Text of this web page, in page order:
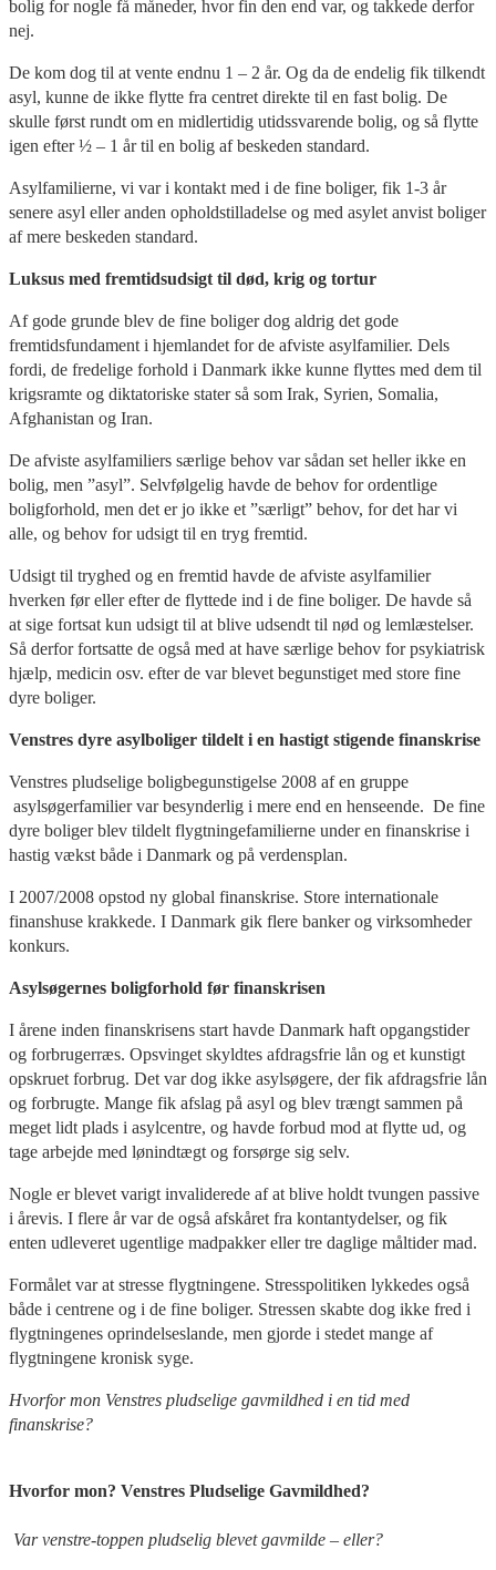
bolig for nogle få måneder, hvor fin den end var, og takkede derfor
nej.
De kom dog til at vente endnu 1 – 2 år. Og da de endelig fik tilkendt
asyl, kunne de ikke flytte fra centret direkte til en fast bolig. De
skulle først rundt om en midlertidig utidssvarende bolig, og så flytte
igen efter ½ – 1 år til en bolig af beskeden standard.
Asylfamilierne, vi var i kontakt med i de fine boliger, fik 1-3 år
senere asyl eller anden opholdstilladelse og med asylet anvist boliger
af mere beskeden standard.
Luksus med fremtidsudsigt til død, krig og tortur
Af gode grunde blev de fine boliger dog aldrig det gode
fremtidsfundament i hjemlandet for de afviste asylfamilier. Dels
fordi, de fredelige forhold i Danmark ikke kunne flyttes med dem til
krigsramte og diktatoriske stater så som Irak, Syrien, Somalia,
Afghanistan og Iran.
De afviste asylfamiliers særlige behov var sådan set heller ikke en
bolig, men ”asyl”. Selvfølgelig havde de behov for ordentlige
boligforhold, men det er jo ikke et ”særligt” behov, for det har vi
alle, og behov for udsigt til en tryg fremtid.
Udsigt til tryghed og en fremtid havde de afviste asylfamilier
hverken før eller efter de flyttede ind i de fine boliger. De havde så
at sige fortsat kun udsigt til at blive udsendt til nød og lemlæstelser.
Så derfor fortsatte de også med at have særlige behov for psykiatrisk
hjælp, medicin osv. efter de var blevet begunstiget med store fine
dyre boliger.
Venstres dyre asylboliger tildelt i en hastigt stigende finanskrise
Venstres pludselige boligbegunstigelse 2008 af en gruppe
asylsøgerfamilier var besynderlig i mere end en henseende. De fine
dyre boliger blev tildelt flygtningefamilierne under en finanskrise i
hastig vækst både i Danmark og på verdensplan.
I 2007/2008 opstod ny global finanskrise. Store internationale
finanshuse krakkede. I Danmark gik flere banker og virksomheder
konkurs.
Asylsøgernes boligforhold før finanskrisen
I årene inden finanskrisens start havde Danmark haft opgangstider
og forbrugerræs. Opsvinget skyldtes afdragsfrie lån og et kunstigt
opskruet forbrug. Det var dog ikke asylsøgere, der fik afdragsfrie lån
og forbrugte. Mange fik afslag på asyl og blev trængt sammen på
meget lidt plads i asylcentre, og havde forbud mod at flytte ud, og
tage arbejde med lønindtægt og forsørge sig selv.
Nogle er blevet varigt invaliderede af at blive holdt tvungen passive
i årevis. I flere år var de også afskåret fra kontantydelser, og fik
enten udleveret ugentlige madpakker eller tre daglige måltider mad.
Formålet var at stresse flygtningene. Stresspolitiken lykkedes også
både i centrene og i de fine boliger. Stressen skabte dog ikke fred i
flygtningenes oprindelseslande, men gjorde i stedet mange af
flygtningene kronisk syge.
Hvorfor mon Venstres pludselige gavmildhed i en tid med
finanskrise?
Hvorfor mon? Venstres Pludselige Gavmildhed?
Var venstre-toppen pludselig blevet gavmilde – eller?